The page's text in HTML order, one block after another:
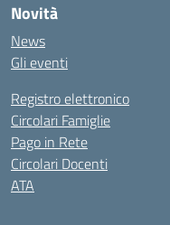
Novità
News
Gli eventi
Registro elettronico
Circolari Famiglie
Pago in Rete
Circolari Docenti
ATA